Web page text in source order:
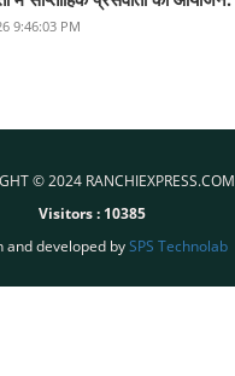
9:46:03 PM
© 2024 RANCHIEXPRESS.COM
Visitors : 10385
and developed bySPS Technolab